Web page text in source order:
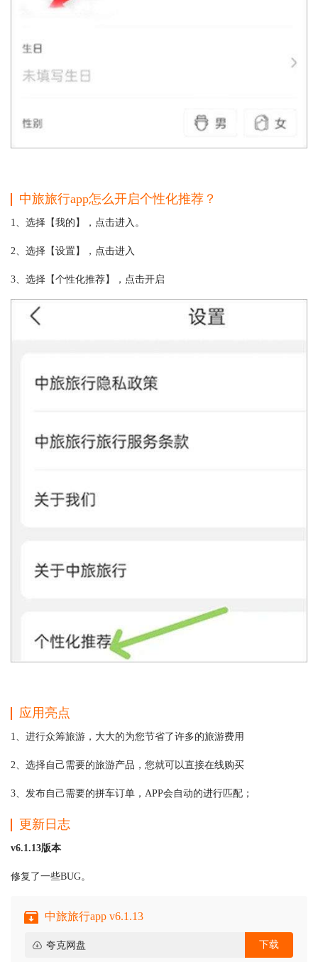
中旅旅行app怎么开启个性化推荐？
1、选择【我的】，点击进入。
2、选择【设置】，点击进入
3、选择【个性化推荐】，点击开启
应用亮点
1、进行众筹旅游，大大的为您节省了许多的旅游费用
2、选择自己需要的旅游产品，您就可以直接在线购买
3、发布自己需要的拼车订单，APP会自动的进行匹配；
更新日志
v6.1.13版本
修复了一些BUG。
中旅旅行app v6.1.13
夸克网盘 下载